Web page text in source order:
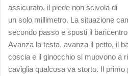
assicurato, il piede non scivola di
un solo millimetro. La situazione
secondo passo e sposti il
Avanza la testa, avanza il petto, il
coscia e il ginocchio si muovono a
caviglia qualcosa va storto. Il primo